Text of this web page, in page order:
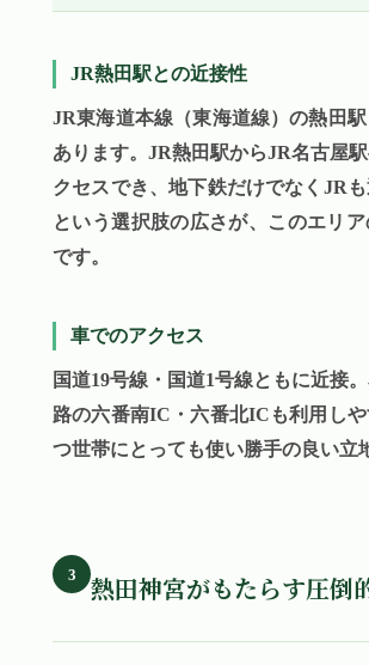
JR熱田駅との近接性
JR東海道本線（東海道線）の熱田
あります。JR熱田駅からJR名古屋
クセスでき、地下鉄だけでなくJR
という選択肢の広さが、このエリ
です。
車でのアクセス
国道19号線・国道1号線ともに近接
路の六番南IC・六番北ICも利用し
つ世帯にとっても使い勝手の良い立
3 熱田神宮がもたらす圧倒